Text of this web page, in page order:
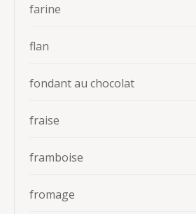
farine
flan
fondant au chocolat
fraise
framboise
fromage